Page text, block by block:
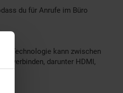
du für Anrufe im Büro
Technologie kann zwischen
verbinden, darunter HDMI,